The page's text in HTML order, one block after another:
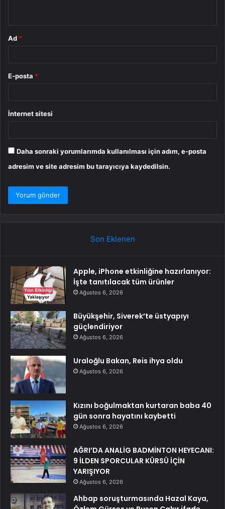
Ad *
E-posta *
İnternet sitesi
Daha sonraki yorumlarımda kullanılması için adım, e-posta
adresim ve site adresim bu tarayıcıya kaydedilsin.
Son Eklenen
Apple, iPhone etkinliğine hazırlanıyor:
İşte tanıtılacak tüm ürünler
Ağustos 6, 2026
Büyükşehir, Siverek’te üstyapıyı
güçlendiriyor
Ağustos 6, 2026
Uraloğlu Bakan, Reis ihya oldu
Ağustos 6, 2026
Kızını boğulmaktan kurtaran baba 40
gün sonra hayatını kaybetti
Ağustos 6, 2026
AĞRI’DA ANALİG BADMİNTON HEYECANI:
9 İLDEN SPORCULAR KÜRSÜ İÇİN
YARIŞIYOR
Ağustos 6, 2026
Ahbap soruşturmasında Hazal Kaya,